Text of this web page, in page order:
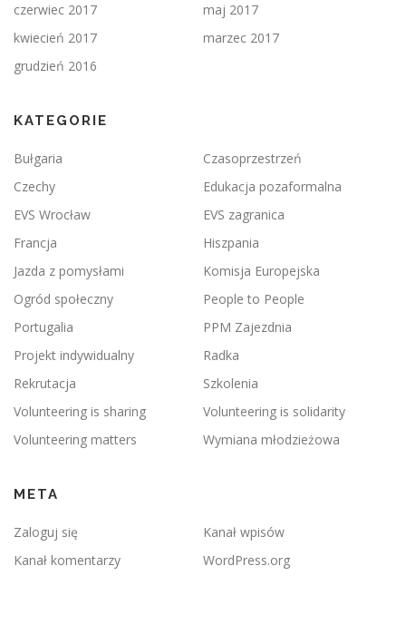
czerwiec 2017
maj 2017
kwiecień 2017
marzec 2017
grudzień 2016
KATEGORIE
Bułgaria
Czasoprzestrzeń
Czechy
Edukacja pozaformalna
EVS Wrocław
EVS zagranica
Francja
Hiszpania
Jazda z pomysłami
Komisja Europejska
Ogród społeczny
People to People
Portugalia
PPM Zajezdnia
Projekt indywidualny
Radka
Rekrutacja
Szkolenia
Volunteering is sharing
Volunteering is solidarity
Volunteering matters
Wymiana młodzieżowa
META
Zaloguj się
Kanał wpisów
Kanał komentarzy
WordPress.org